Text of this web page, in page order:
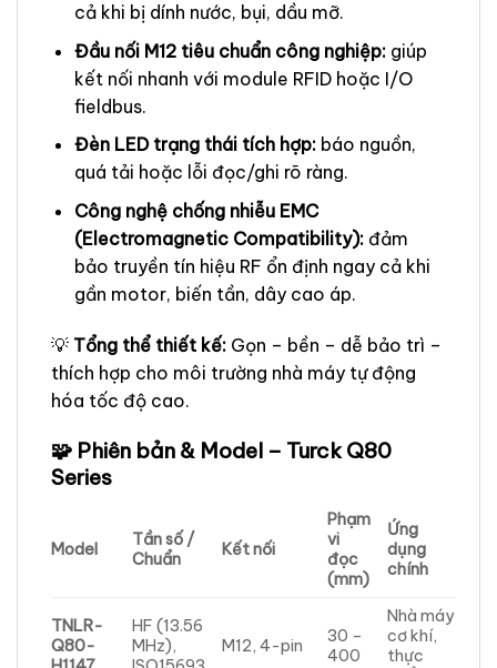
cả khi bị dính nước, bụi, dầu mỡ.
Đầu nối M12 tiêu chuẩn công nghiệp:giúp
kết nối nhanh với module RFID hoặc I/O
fieldbus.
Đèn LED trạng thái tích hợp:báo nguồn,
quá tải hoặc lỗi đọc/ghi rõ ràng.
Công nghệ chống nhiễu EMC
(Electromagnetic Compatibility):đảm
bảo truyền tín hiệu RF ổn định ngay cả khi
gần motor, biến tần, dây cao áp.
💡 Tổng thể thiết kế: Gọn – bền – dễ bảo trì –
thích hợp cho môi trường nhà máy tự động
hóa tốc độ cao.
🧩 Phiên bản & Model – Turck Q80
Series
Model
Tần số /
Chuẩn
Kết nối
Phạm
vi
đọc
(mm)
Ứng
dụng
chính
TNLR-
Q80-
HF (13.56
MHz),
M12, 4-pin
30 –
400
Nhà máy
cơ khí,
thực